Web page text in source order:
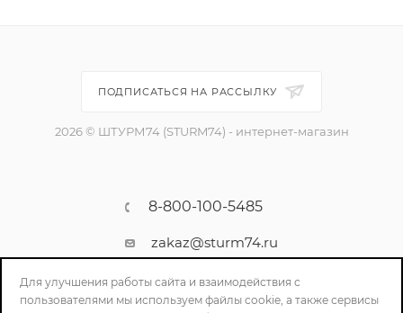
ПОДПИСАТЬСЯ НА РАССЫЛКУ
2026 © ШТУРМ74 (STURM74) - интернет-магазин
8-800-100-5485
zakaz@sturm74.ru
г. Челябинск, ул. Стартовая 34/1
Для улучшения работы сайта и взаимодействия с
пользователями мы используем файлы cookie, а также сервисы